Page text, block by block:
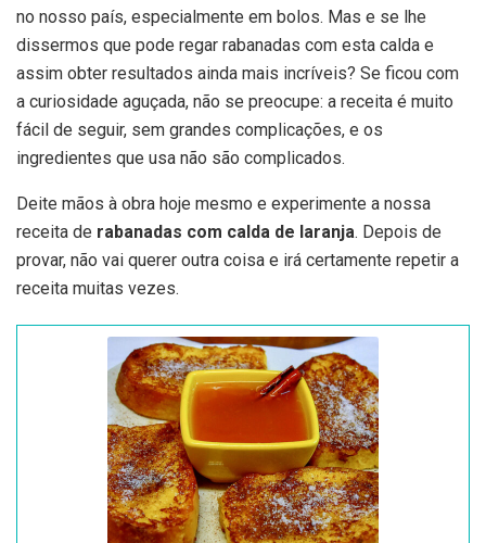
no nosso país, especialmente em bolos. Mas e se lhe
dissermos que pode regar rabanadas com esta calda e
assim obter resultados ainda mais incríveis? Se ficou com
a curiosidade aguçada, não se preocupe: a receita é muito
fácil de seguir, sem grandes complicações, e os
ingredientes que usa não são complicados.
Deite mãos à obra hoje mesmo e experimente a nossa
receita de rabanadas com calda de laranja. Depois de
provar, não vai querer outra coisa e irá certamente repetir a
receita muitas vezes.